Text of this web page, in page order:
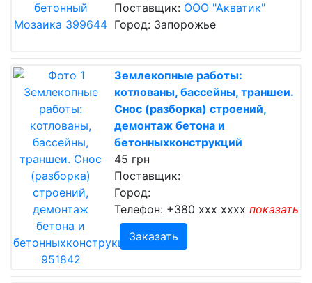
Поставщик: ООО "Акватик"
Город: Запорожье
Землекопные работы:
котлованы, бассейны, траншеи.
Снос (разборка) строений,
демонтаж бетона и
бетонныхконструкций
45 грн
Поставщик:
Город:
Телефон: +380 xxx xxxx показать
Заказать